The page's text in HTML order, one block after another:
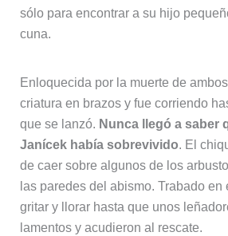
sólo para encontrar a su hijo
cuna.
Enloquecida por la muerte de
criatura en brazos y fue corriendo
que se lanzó. Nunca llegó a saber
Janícek había sobrevivido. El
de caer sobre algunos de los
las paredes del abismo. Trabado en
gritar y llorar hasta que unos
lamentos y acudieron al rescate.